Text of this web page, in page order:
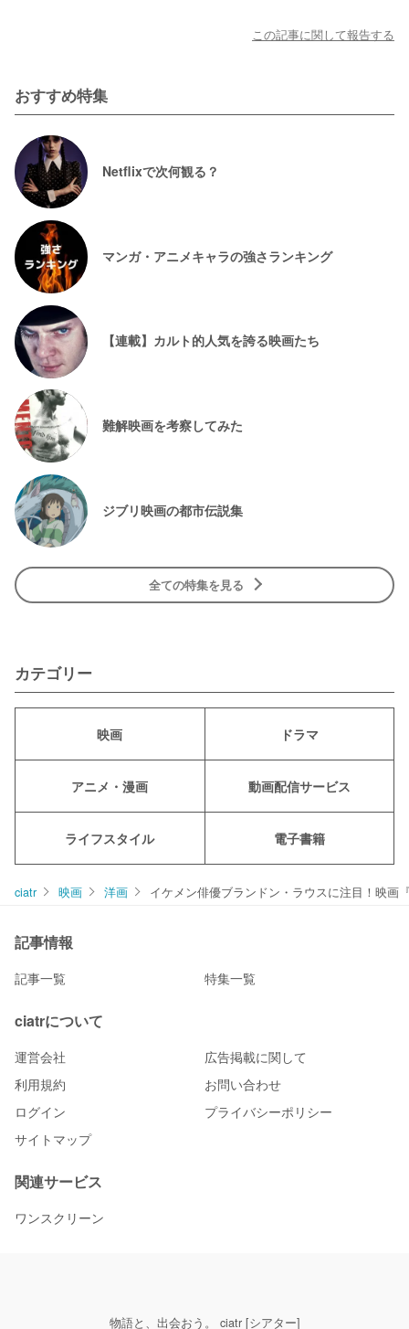
この記事に関して報告する
おすすめ特集
Netflixで次何観る？
マンガ・アニメキャラの強さランキング
【連載】カルト的人気を誇る映画たち
難解映画を考察してみた
ジブリ映画の都市伝説集
全ての特集を見る
カテゴリー
映画 ドラマ
アニメ・漫画 動画配信サービス
ライフスタイル 電子書籍
ciatr 映画 洋画 イケメン俳優ブランドン・ラウスに注目！映画
記事情報
記事一覧 特集一覧
ciatrについて
運営会社
広告掲載に関して
利用規約
お問い合わせ
ログイン
プライバシーポリシー
サイトマップ
関連サービス
ワンスクリーン
物語と、出会おう。 ciatr [シアター]